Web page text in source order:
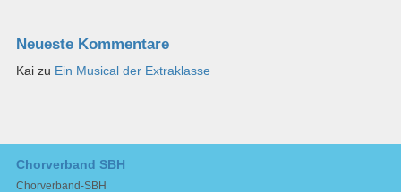
Neueste Kommentare
Kaizu Ein Musical der Extraklasse
Chorverband SBH
Chorverband-SBH